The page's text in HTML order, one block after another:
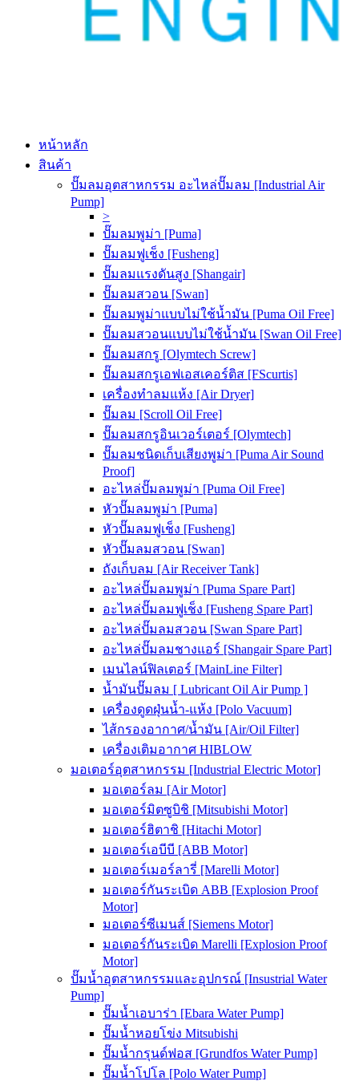
หน้าหลัก
สินค้า
ปั๊มลมอุตสาหกรรม อะไหล่ปั๊มลม [Industrial Air
Pump]
>
ปั๊มลมพูม่า [Puma]
ปั๊มลมฟูเช็ง [Fusheng]
ปั๊มลมแรงดันสูง [Shangair]
ปั๊มลมสวอน [Swan]
ปั๊มลมพูม่าแบบไม่ใช้น้ำมัน [Puma Oil Free]
ปั๊มลมสวอนแบบไม่ใช้น้ำมัน [Swan Oil Free]
ปั๊มลมสกรู [Olymtech Screw]
ปั๊มลมสกรูเอฟเอสเคอร์ติส [FScurtis]
เครื่องทำลมแห้ง [Air Dryer]
ปั๊มลม [Scroll Oil Free]
ปั๊มลมสกรูอินเวอร์เตอร์ [Olymtech]
ปั๊มลมชนิดเก็บเสียงพูม่า [Puma Air Sound
Proof]
อะไหล่ปั๊มลมพูม่า [Puma Oil Free]
หัวปั๊มลมพูม่า [Puma]
หัวปั๊มลมฟูเช็ง [Fusheng]
หัวปั๊มลมสวอน [Swan]
ถังเก็บลม [Air Receiver Tank]
อะไหล่ปั๊มลมพูม่า [Puma Spare Part]
อะไหล่ปั๊มลมฟูเช็ง [Fusheng Spare Part]
อะไหล่ปั๊มลมสวอน [Swan Spare Part]
อะไหล่ปั๊มลมชางแอร์ [Shangair Spare Part]
เมนไลน์ฟิลเตอร์ [MainLine Filter]
น้ำมันปั๊มลม [ Lubricant Oil Air Pump ]
เครื่องดูดฝุ่นน้ำ-แห้ง [Polo Vacuum]
ไส้กรองอากาศ/น้ำมัน [Air/Oil Filter]
เครื่องเติมอากาศ HIBLOW
มอเตอร์อุตสาหกรรม [Industrial Electric Motor]
มอเตอร์ลม [Air Motor]
มอเตอร์มิตซูบิชิ [Mitsubishi Motor]
มอเตอร์ฮิตาชิ [Hitachi Motor]
มอเตอร์เอบีบี [ABB Motor]
มอเตอร์เมอร์ลารี่ [Marelli Motor]
มอเตอร์กันระเบิด ABB [Explosion Proof
Motor]
มอเตอร์ซีเมนส์ [Siemens Motor]
มอเตอร์กันระเบิด Marelli [Explosion Proof
Motor]
ปั๊มน้ำอุตสาหกรรมและอุปกรณ์ [Insustrial Water
Pump]
ปั๊มน้ำเอบาร่า [Ebara Water Pump]
ปั๊มน้ำหอยโข่ง Mitsubishi
ปั๊มน้ำกรุนด์ฟอส [Grundfos Water Pump]
ปั๊มน้ำโปโล [Polo Water Pump]